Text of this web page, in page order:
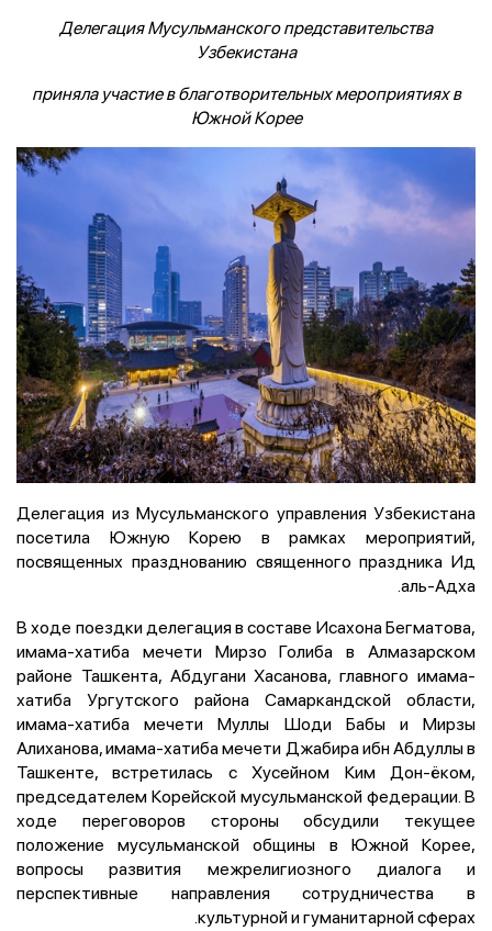
Делегация Мусульманского представительства
Узбекистана
приняла участие в благотворительных мероприятиях в
Южной Корее
Делегация из Мусульманского управления Узбекистана
посетила Южную Корею в рамках мероприятий,
посвященных празднованию священного праздника Ид
аль-Адха.
В ходе поездки делегация в составе Исахона Бегматова,
имама-хатиба мечети Мирзо Голиба в Алмазарском
районе Ташкента, Абдугани Хасанова, главного имама-
хатиба Ургутского района Самаркандской области,
имама-хатиба мечети Муллы Шоди Бабы и Мирзы
Алиханова, имама-хатиба мечети Джабира ибн Абдуллы в
Ташкенте, встретилась с Хусейном Ким Дон-ёком,
председателем Корейской мусульманской федерации. В
ходе переговоров стороны обсудили текущее
положение мусульманской общины в Южной Корее,
вопросы развития межрелигиозного диалога и
перспективные направления сотрудничества в
культурной и гуманитарной сферах.